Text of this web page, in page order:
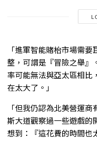
「進軍智能賭枱市場需
整，可謂是『冒險之舉』
率可能無法與亞太區相比
在太大了。」
「但我仍認為北美營運
斯大道觀察過一些遊戲的
想到：『這花費的時間也